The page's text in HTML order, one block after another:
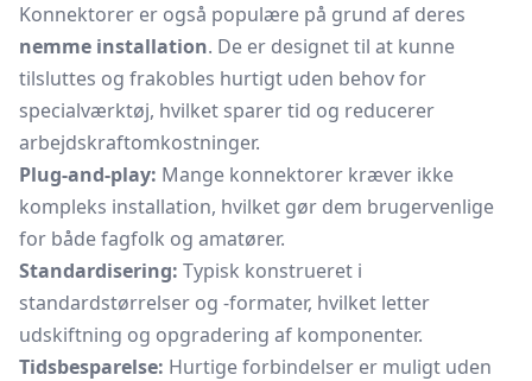
Konnektorer er også populære på grund af deres
nemme installation. De er designet til at kunne
tilsluttes og frakobles hurtigt uden behov for
specialværktøj, hvilket sparer tid og reducerer
arbejdskraftomkostninger.
Plug-and-play: Mange konnektorer kræver ikke
kompleks installation, hvilket gør dem brugervenlige
for både fagfolk og amatører.
Standardisering: Typisk konstrueret i
standardstørrelser og -formater, hvilket letter
udskiftning og opgradering af komponenter.
Tidsbesparelse: Hurtige forbindelser er muligt uden